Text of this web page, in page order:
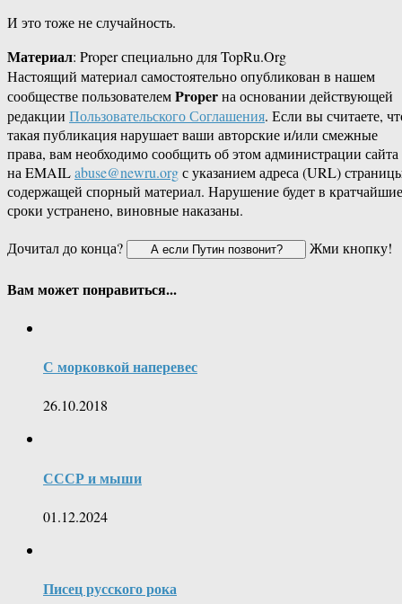
И это тоже не случайность.
Материал: Proper специально для TopRu.Org
Настоящий материал самостоятельно опубликован в нашем
сообществе пользователемProperна основании действующей
редакции Пользовательского Соглашения. Если вы считаете,
такая публикация нарушает ваши авторские и/или смежные
права, вам необходимо сообщить об этом администрации сайта
на EMAILabuse@newru.orgс указанием адреса (URL)
содержащей спорный материал. Нарушение будет в кратчайшие
сроки устранено, виновные наказаны.
Дочитал до конца?
Жми кнопку!
Вам может понравиться...
С морковкой наперевес
26.10.2018
СССР и мыши
01.12.2024
Писец русского рока